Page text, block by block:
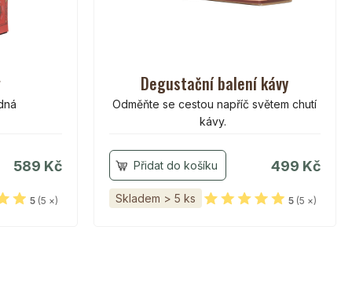
589 Kč
5(5 ×)
Degustační balení kávy
Odměňte se cestou napříč světem chutí
kávy.
499 Kč
Skladem > 5 ks 5(5 ×)